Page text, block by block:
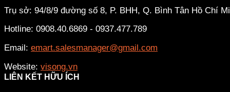
Trụ sở: 94/8/9 đường số 8, P. BHH, Q. Bình Tân Hồ Chí
Hotline: 0908.40.6869 - 0937.477.789
Email: emart.salesmanager@gmail.com
Website: visong.vn
LIÊN KẾT HỮU ÍCH